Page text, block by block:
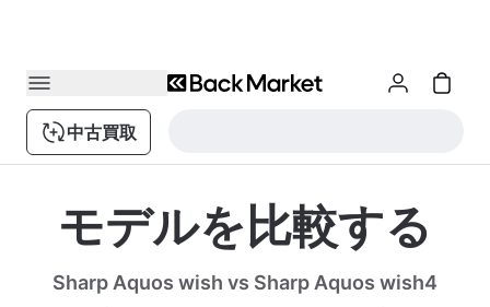
中古買取
モデルを比較する
Sharp Aquos wish vs Sharp Aquos wish4